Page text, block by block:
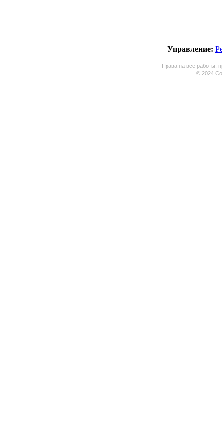
Управление:
Права на все работы,
© 2024